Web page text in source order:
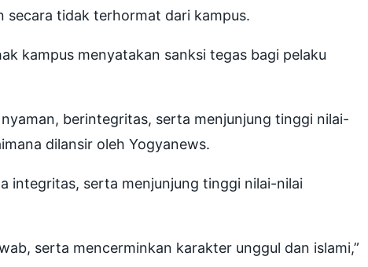
secara tidak terhormat dari kampus.
kampus menyatakan sanksi tegas bagi pelaku
berintegritas, serta menjunjung tinggi nilai-
dilansir oleh Yogyanews.
integritas, serta menjunjung tinggi nilai-nilai
serta mencerminkan karakter unggul dan islami,”